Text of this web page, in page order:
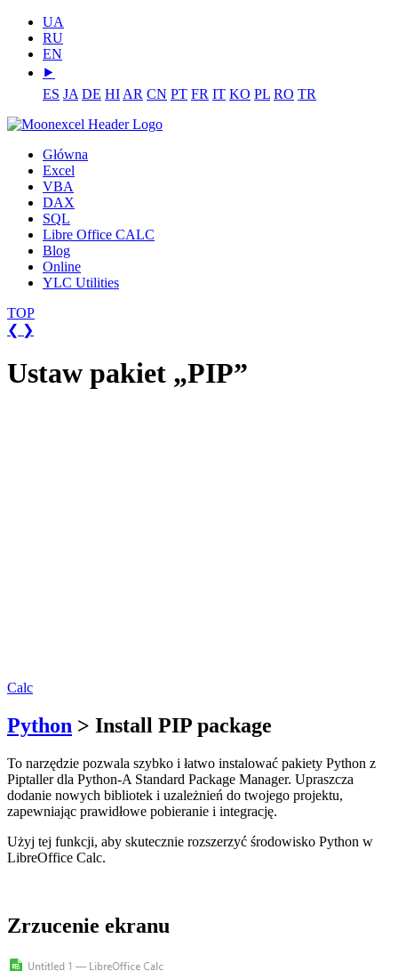
UA
RU
EN
⯈
ES JA DE HI AR CN PT FR IT KO PL RO TR
Główna
Excel
VBA
DAX
SQL
Libre Office CALC
Blog
Online
YLC Utilities
TOP
❮ ❯
Ustaw pakiet „PIP”
Calc
Python > Install PIP package
To narzędzie pozwala szybko i łatwo instalować pakiety Python z
Piptaller dla Python-A Standard Package Manager. Upraszcza
dodanie nowych bibliotek i uzależnień do twojego projektu,
zapewniając prawidłowe pobieranie i integrację.
Użyj tej funkcji, aby skutecznie rozszerzyć środowisko Python w
LibreOffice Calc.
Zrzucenie ekranu